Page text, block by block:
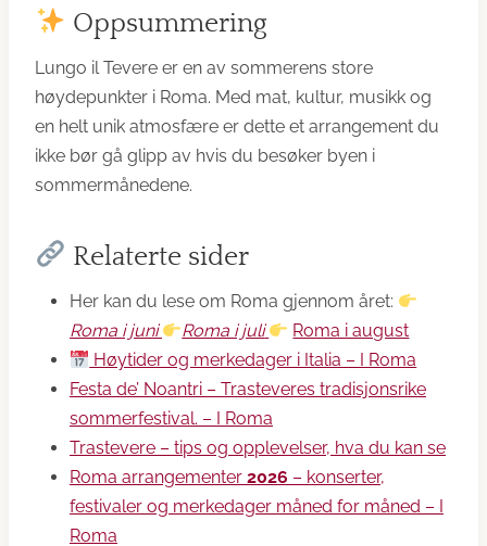
Oppsummering
Lungo il Tevere er en av sommerens store
høydepunkter i Roma. Med mat, kultur, musikk og
en helt unik atmosfære er dette et arrangement du
ikke bør gå glipp av hvis du besøker byen i
sommermånedene.
Relaterte sider
Her kan du lese om Roma gjennom året:
Roma i juni
Roma i juli
Roma i august
Høytider og merkedager i Italia – I Roma
Festa de’ Noantri – Trasteveres tradisjonsrike
sommerfestival. – I Roma
Trastevere – tips og opplevelser, hva du kan se
Roma arrangementer 2026 – konserter,
festivaler og merkedager måned for måned – I
Roma